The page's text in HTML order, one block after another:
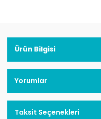
Ürün Bilgisi
Yorumlar
Taksit Seçenekleri